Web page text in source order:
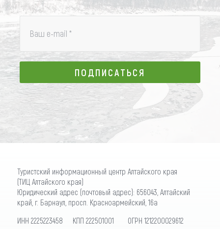
Ваш e-mail *
ПОДПИСАТЬСЯ
ПОДПИСАТЬСЯ
Туристский информационный центр Алтайского края
(ТИЦ Алтайского края)
Юридический адрес (почтовый адрес): 656043, Алтайский
край, г. Барнаул, просп. Красноармейский, 16а
ИНН 2225223458 КПП 222501001 ОГРН 1212200029612